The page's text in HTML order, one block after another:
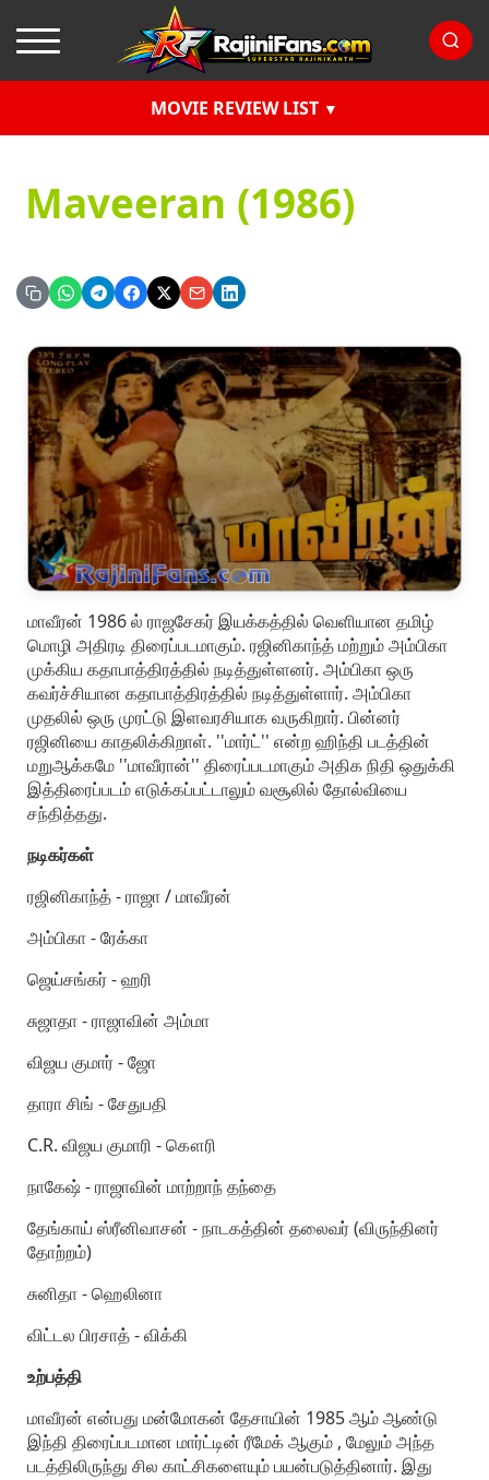
MOVIE REVIEW LIST
Maveeran (1986)
மாவீரன் 1986 ல் ராஜசேகர் இயக்கத்தில் வெளியான தமிழ்
மொழி அதிரடி திரைப்படமாகும். ரஜினிகாந்த் மற்றும் அம்பிகா
முக்கிய கதாபாத்திரத்தில் நடித்துள்ளனர். அம்பிகா ஒரு
கவர்ச்சியான கதாபாத்திரத்தில் நடித்துள்ளார். அம்பிகா
முதலில் ஒரு முரட்டு இளவரசியாக வருகிறார். பின்னர்
ரஜினியை காதலிக்கிறாள். ''மார்ட்'' என்ற ஹிந்தி படத்தின்
மறுஆக்கமே ''மாவீரான்'' திரைப்படமாகும் அதிக நிதி ஒதுக்கி
இத்திரைப்படம் எடுக்கப்பட்டாலும் வசூலில் தோல்வியை
சந்தித்தது.
நடிகர்கள்
ரஜினிகாந்த் - ராஜா / மாவீரன்
அம்பிகா - ரேக்கா
ஜெய்சங்கர் - ஹரி
சுஜாதா - ராஜாவின் அம்மா
விஜய குமார் - ஜோ
தாரா சிங் - சேதுபதி
C.R. விஜய குமாரி - கௌரி
நாகேஷ் - ராஜாவின் மாற்றாந் தந்தை
தேங்காய் ஸ்ரீனிவாசன் - நாடகத்தின் தலைவர் (விருந்தினர்
தோற்றம்)
சுனிதா - ஹெலினா
விட்டல பிரசாத் - விக்கி
உற்பத்தி
மாவீரன் என்பது மன்மோகன் தேசாயின் 1985 ஆம் ஆண்டு
இந்தி திரைப்படமான மார்ட்டின் ரீமேக் ஆகும் , மேலும் அந்த
படத்திலிருந்து சில காட்சிகளையும் பயன்படுத்தினார். இது